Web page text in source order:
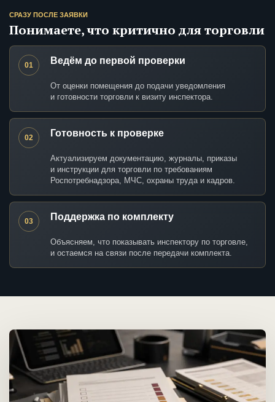
СРАЗУ ПОСЛЕ ЗАЯВКИ
Понимаете, что критично для торговли
01 Ведём до первой проверки
От оценки помещения до подачи уведомления
и готовности торговли к визиту инспектора.
02 Готовность к проверке
Актуализируем документацию, журналы, приказы
и инструкции для торговли по требованиям
Роспотребнадзора, МЧС, охраны труда и кадров.
03 Поддержка по комплекту
Объясняем, что показывать инспектору по торговле,
и остаемся на связи после передачи комплекта.